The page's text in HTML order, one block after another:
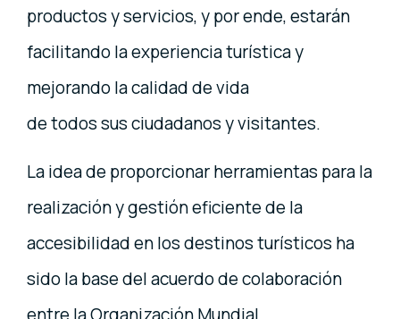
productos y servicios, y por ende, estarán
facilitando la experiencia turística y
mejorando la calidad de vida
de todos sus ciudadanos y visitantes.
La idea de proporcionar herramientas para la
realización y gestión eficiente de la
accesibilidad en los destinos turísticos ha
sido la base del acuerdo de colaboración